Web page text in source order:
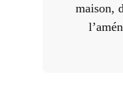
maison,